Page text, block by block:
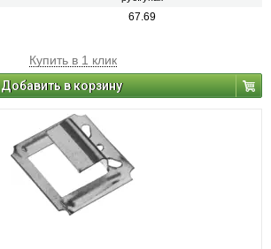
67.69
Купить в 1 клик
Добавить в корзину